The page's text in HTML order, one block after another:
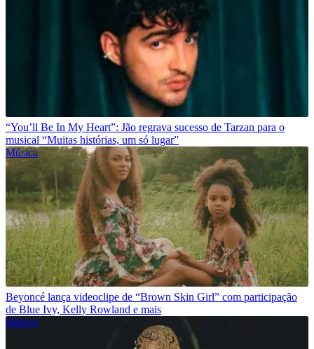
“You’ll Be In My Heart”: Jão regrava sucesso de Tarzan para o
musical “Muitas histórias, um só lugar”
Música
Beyoncé lança videoclipe de “Brown Skin Girl” com participação
de Blue Ivy, Kelly Rowland e mais
Música